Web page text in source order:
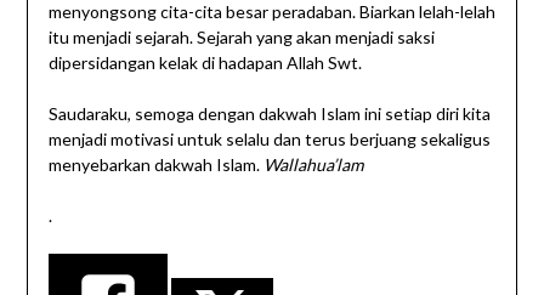
menyongsong cita-cita besar peradaban. Biarkan lelah-lelah
itu menjadi sejarah. Sejarah yang akan menjadi saksi
dipersidangan kelak di hadapan Allah Swt.
Saudaraku, semoga dengan dakwah Islam ini setiap diri kita
menjadi motivasi untuk selalu dan terus berjuang sekaligus
menyebarkan dakwah Islam. Wallahua’lam
.